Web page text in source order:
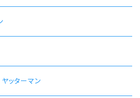
本数限定
腕時計 本数限定
本数限定
50周年記念モデル
周年記念モデル
ッターマン 45周年記念モデル
ッターマン